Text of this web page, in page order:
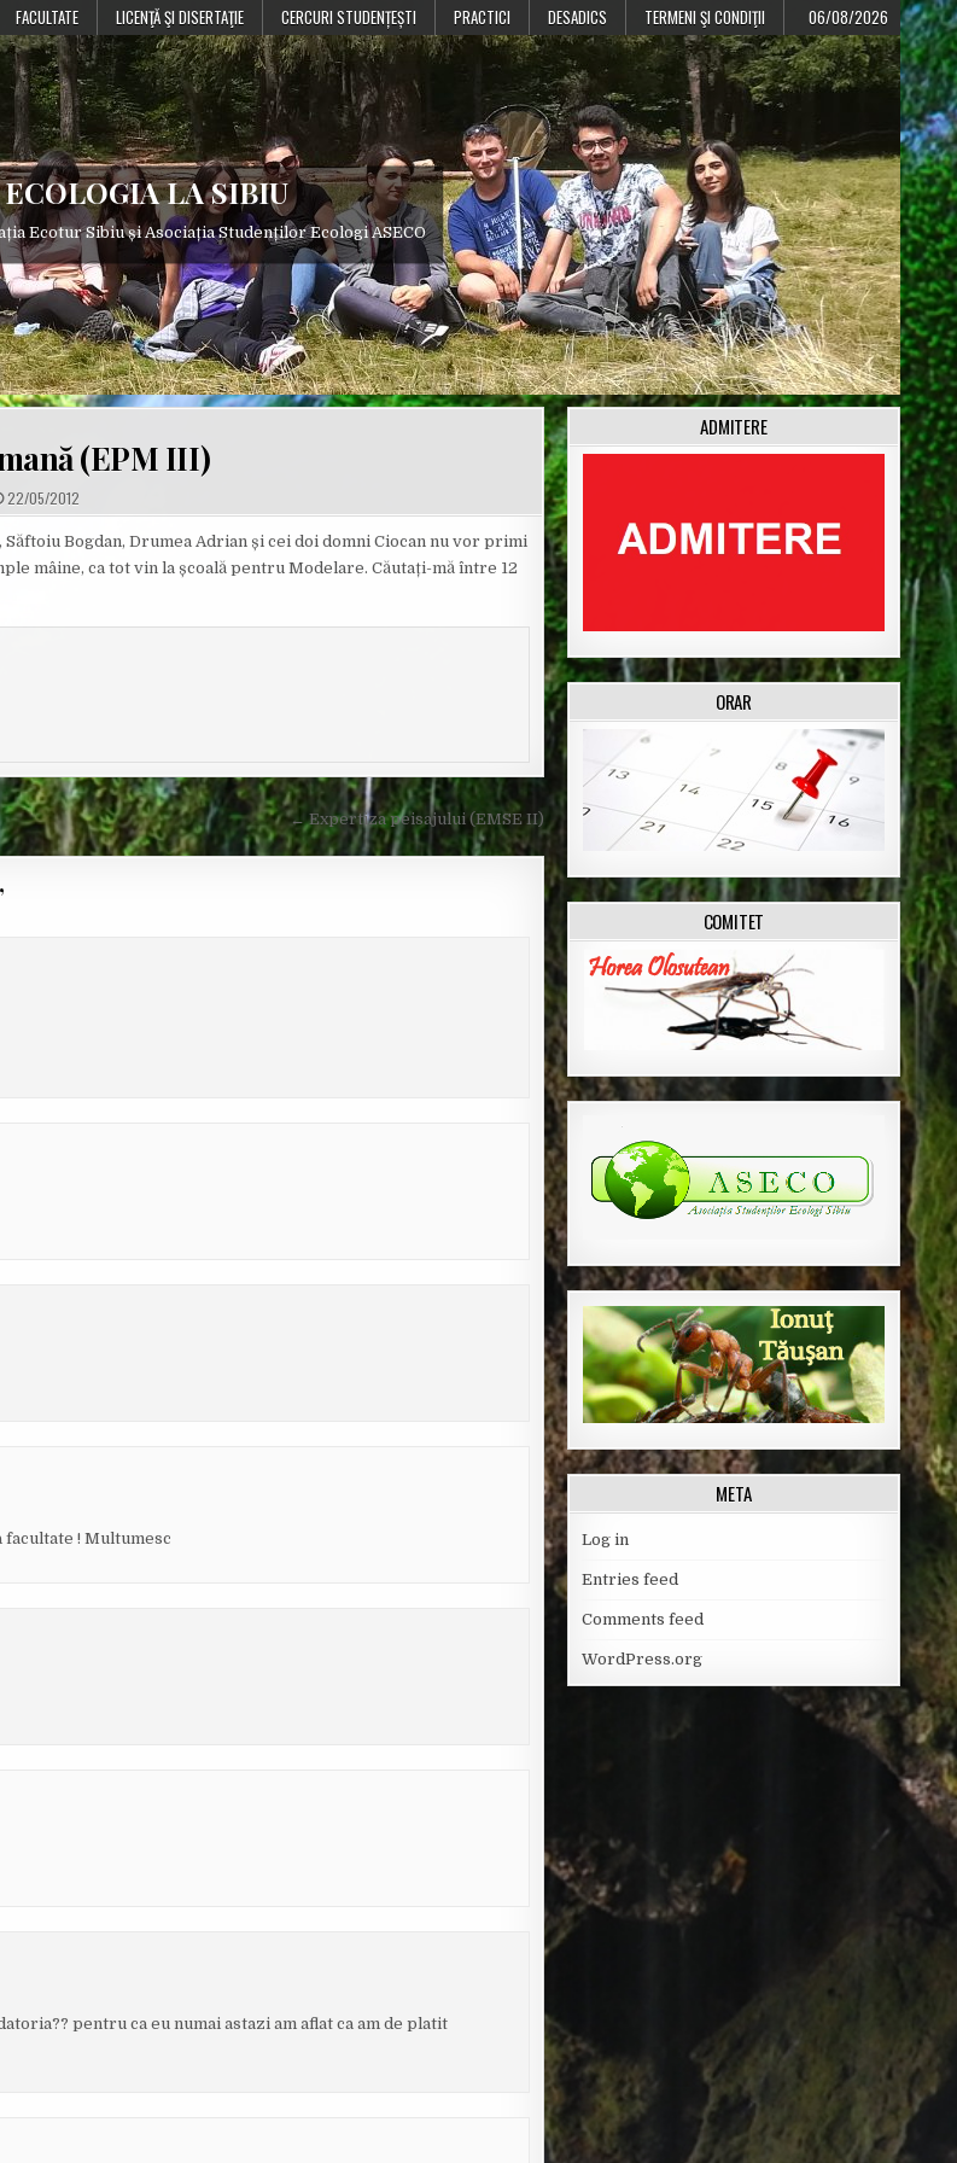
FACULTATE LICENŢĂ ŞI DISERTAŢIE CERCURI STUDENȚEȘTI PRACTICI DESADICS TERMENI ŞI CONDIŢII 06/08/2026
ECOLOGIA LA SIBIU
Ecotur Sibiu și Asociația Studenților Ecologi ASECO
(EPM III)
P
U
L
S
D
22/05/2012
Bogdan, Drumea Adrian și cei doi domni Ciocan nu vor primi
mâine, ca tot vin la școală pentru Modelare. Căutați-mă între 12
← Expertiza peisajului (EMSE II)
facultate ! Multumesc
pentru ca eu numai astazi am aflat ca am de platit
ADMITERE
ORAR
COMITET
META
Log in
Entries feed
Comments feed
WordPress.org